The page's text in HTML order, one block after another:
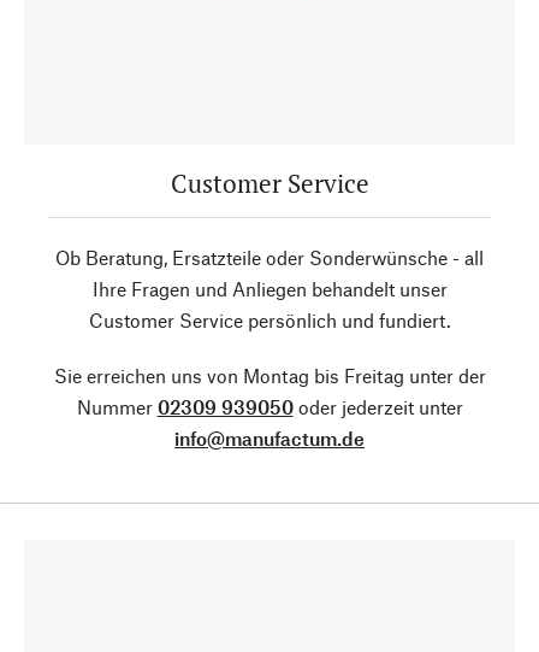
Customer Service
Ob Beratung, Ersatzteile oder Sonderwünsche - all
Ihre Fragen und Anliegen behandelt unser
Customer Service persönlich und fundiert.
Sie erreichen uns von Montag bis Freitag unter der
Nummer 02309 939050oder jederzeit unter
info@manufactum.de